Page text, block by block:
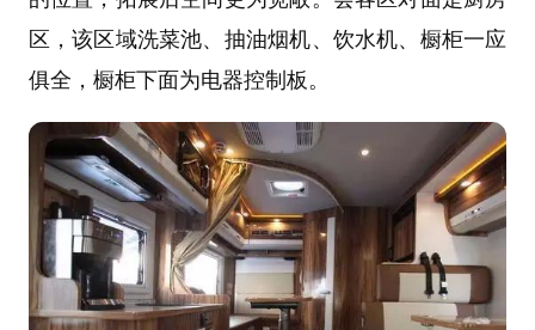
区，该区域洗菜池、抽油烟机、饮水机、橱柜一应
俱全，橱柜下面为电器控制板。